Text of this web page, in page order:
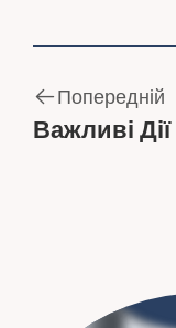
Попередній
Поперед ній
Важливі Дії